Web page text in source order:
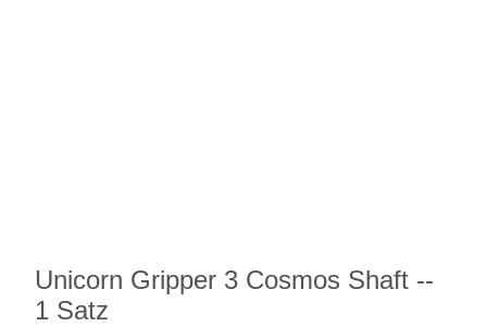
Unicorn Gripper 3 Cosmos Shaft --
1 Satz